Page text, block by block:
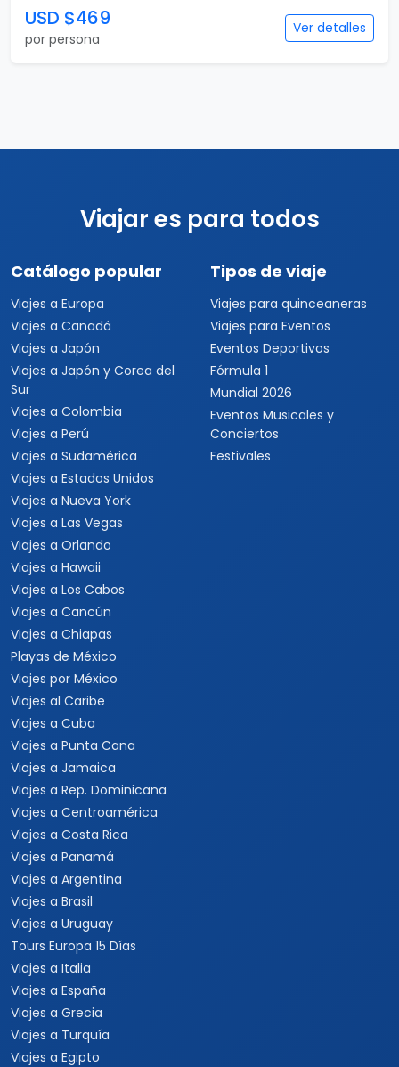
USD $469
por persona
Ver detalles
Viajar es para todos
Catálogo popular
Viajes a Europa
Viajes a Canadá
Viajes a Japón
Viajes a Japón y Corea del
Sur
Viajes a Colombia
Viajes a Perú
Viajes a Sudamérica
Viajes a Estados Unidos
Viajes a Nueva York
Viajes a Las Vegas
Viajes a Orlando
Viajes a Hawaii
Viajes a Los Cabos
Viajes a Cancún
Viajes a Chiapas
Playas de México
Viajes por México
Viajes al Caribe
Viajes a Cuba
Viajes a Punta Cana
Viajes a Jamaica
Viajes a Rep. Dominicana
Viajes a Centroamérica
Viajes a Costa Rica
Viajes a Panamá
Viajes a Argentina
Viajes a Brasil
Viajes a Uruguay
Tours Europa 15 Días
Viajes a Italia
Viajes a España
Viajes a Grecia
Viajes a Turquía
Viajes a Egipto
Tipos de viaje
Viajes para quinceaneras
Viajes para Eventos
Eventos Deportivos
Fórmula 1
Mundial 2026
Eventos Musicales y
Conciertos
Festivales